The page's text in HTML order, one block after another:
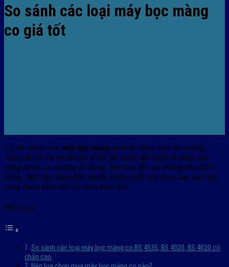
So sánh các loại máy bọc màng
co giá tốt
Có rất nhiều loại máy bọc màng cokhác nhau trên thị trường.
Trong đó thì ba model BS 4535, BS 4020, BS 4020 có chân cao
đang được ưa chuộng sử dụng. Mỗi loại đều có những đặc điểm
riêng. Nếu bạn đang băn khoăn không biết lựa chọn loại nào hãy
cùng tham khảo bài so sánh dưới đây.
Mục Lục
So sánh các loại máy bọc màng co BS 4535, BS 4020, BS 4020 có
chân cao